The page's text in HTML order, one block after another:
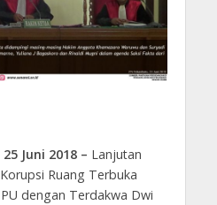
Juni 2018 – Lanjutan
Ruang Terbuka
dengan Terdakwa Dwi